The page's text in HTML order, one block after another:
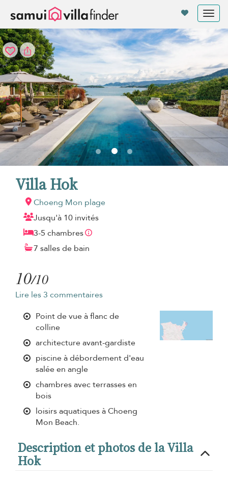
Villa Hok
Choeng Mon plage
Jusqu'à 10 invités
3-5 chambres
7 salles de bain
10/10
Lire les 3 commentaires
Point de vue à flanc de
colline
architecture avant-gardiste
piscine à débordement d'eau
salée en angle
chambres avec terrasses en
bois
loisirs aquatiques à Choeng
Mon Beach.
Description et photos de la Villa
Hok
Vos paramètres de cookies